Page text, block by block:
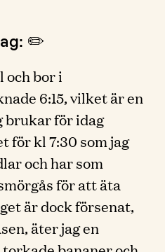
✏️
och bor i
6:15, vilket är en
brukar för idag
för kl 7:30 som jag
och har som
för att äta
är dock försenat,
äter jag en